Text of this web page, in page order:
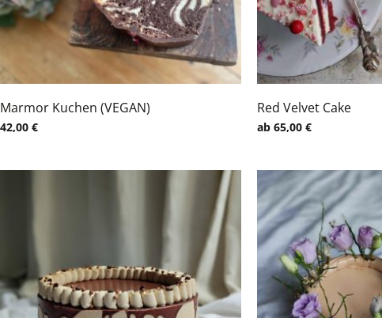
Marmor Kuchen (VEGAN)
42,00 €
Red Velvet Cake
ab 65,00 €